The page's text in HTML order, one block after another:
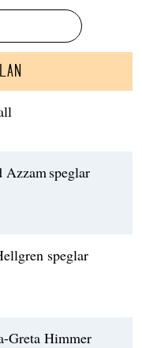
Azzam speglar
speglar
Greta Himmer